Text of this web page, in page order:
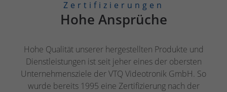
Zertifizierungen
Hohe Ansprüche
Hohe Qualität unserer hergestellten Produkte und
Dienstleistungen ist seit jeher eines der obersten
Unternehmensziele der VTQ Videotronik GmbH. So
wurde bereits 1995 eine Zertifizierung nach der